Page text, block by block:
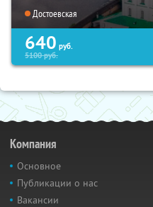
Достоевская
640 руб.
5100руб.
Компания
Основное
Публикации о нас
Вакансии